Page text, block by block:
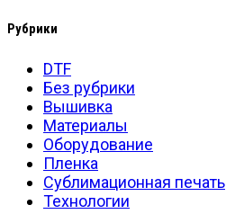
Рубрики
DTF
Без рубрики
Вышивка
Материалы
Оборудование
Пленка
Сублимационная печать
Технологии